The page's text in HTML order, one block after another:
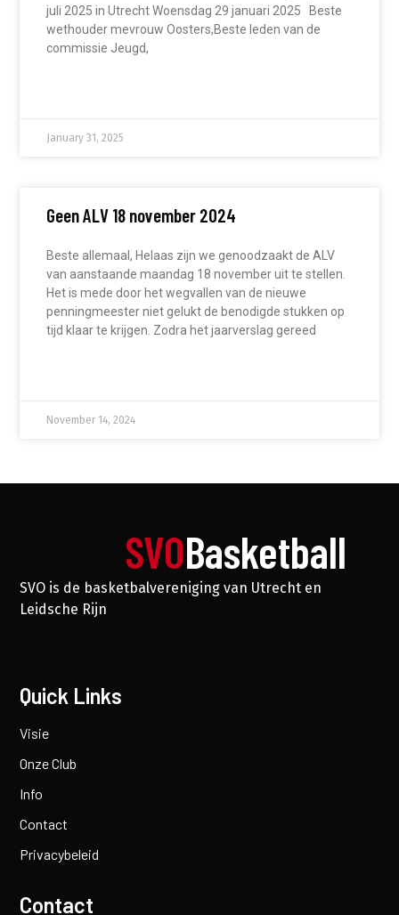
juli 2025 in Utrecht Woensdag 29 januari 2025 Beste
wethouder mevrouw Oosters,Beste leden van de
commissie Jeugd,
January 31, 2025
Geen ALV 18 november 2024
Beste allemaal, Helaas zijn we genoodzaakt de ALV
van aanstaande maandag 18 november uit te stellen.
Het is mede door het wegvallen van de nieuwe
penningmeester niet gelukt de benodigde stukken op
tijd klaar te krijgen. Zodra het jaarverslag gereed
November 14, 2024
SVOBasketball
SVO is de basketbalvereniging van Utrecht en
Leidsche Rijn
Quick Links
Visie
Onze Club
Info
Contact
Privacybeleid
Contact